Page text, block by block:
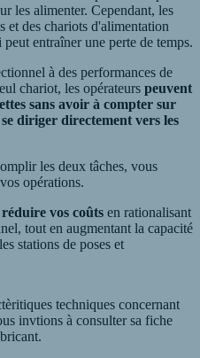
les alimenter. Cependant, les
et des chariots d'alimentation
entraîner une perte de temps.
à des performances de
chariot, les opérateurs peuvent
sans avoir à compter sur
diriger directement vers les
les deux tâches, vous
opérations.
réduire vos coûts en rationalisant
tout en augmentant la capacité
stations de poses et
techniques concernant
invtions à consulter sa fiche